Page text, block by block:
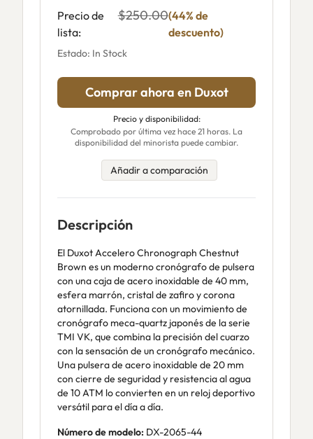
Precio de
lista:
$250.00(44% de
descuento)
Estado: In Stock
Comprar ahora en Duxot
Precio y disponibilidad:
Comprobado por última vez hace 21 horas. La
disponibilidad del minorista puede cambiar.
Añadir a comparación
Descripción
El Duxot Accelero Chronograph Chestnut
Brown es un moderno cronógrafo de pulsera
con una caja de acero inoxidable de 40 mm,
esfera marrón, cristal de zafiro y corona
atornillada. Funciona con un movimiento de
cronógrafo meca-quartz japonés de la serie
TMI VK, que combina la precisión del cuarzo
con la sensación de un cronógrafo mecánico.
Una pulsera de acero inoxidable de 20 mm
con cierre de seguridad y resistencia al agua
de 10 ATM lo convierten en un reloj deportivo
versátil para el día a día.
Número de modelo: DX-2065-44